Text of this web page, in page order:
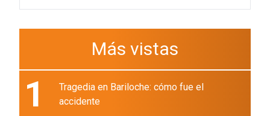
Más vistas
1
Tragedia en Bariloche: cómo fue el
accidente